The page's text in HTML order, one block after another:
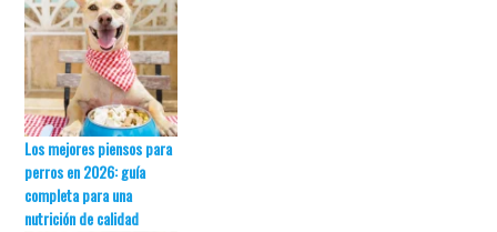
Los mejores piensos para
perros en 2026: guía
completa para una
nutrición de calidad